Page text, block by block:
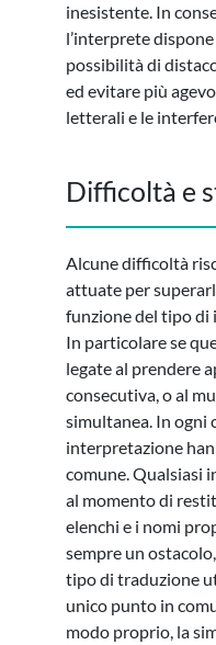
inesistente. In
l’interprete
possibilità di
ed evitare più
letterali e le
Difficoltà e
Alcune difficoltà
attuate per
funzione del tipo di
In particolare se
legate al prendere
consecutiva, o al
simultanea. In ogni
interpretazione
comune. Qualsiasi
al momento di
elenchi e i nomi
sempre un
tipo di traduzione
unico punto in
modo proprio, la